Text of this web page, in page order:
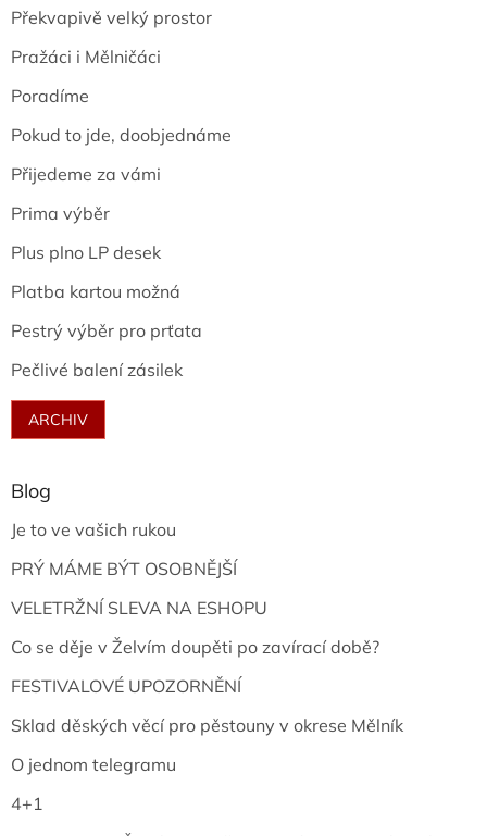
Překvapivě velký prostor
Pražáci i Mělničáci
Poradíme
Pokud to jde, doobjednáme
Přijedeme za vámi
Prima výběr
Plus plno LP desek
Platba kartou možná
Pestrý výběr pro prťata
Pečlivé balení zásilek
ARCHIV
Blog
Je to ve vašich rukou
PRÝ MÁME BÝT OSOBNĚJŠÍ
VELETRŽNÍ SLEVA NA ESHOPU
Co se děje v Želvím doupěti po zavírací době?
FESTIVALOVÉ UPOZORNĚNÍ
Sklad děských věcí pro pěstouny v okrese Mělník
O jednom telegramu
4+1